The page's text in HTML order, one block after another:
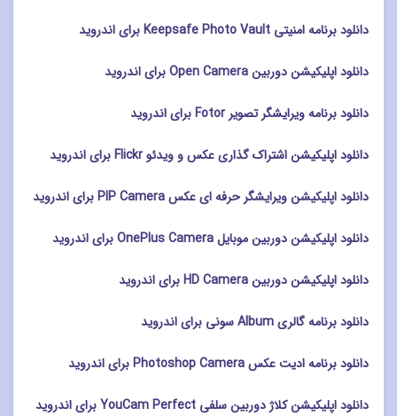
دانلود برنامه امنیتی Keepsafe Photo Vault برای اندروید
دانلود اپلیکیشن دوربین Open Camera برای اندروید
دانلود برنامه ویرایشگر تصویر Fotor برای اندروید
دانلود اپلیکیشن اشتراک گذاری عکس و ویدئو Flickr برای اندروید
دانلود اپلیکیشن ویرایشگر حرفه ای عکس PIP Camera برای اندروید
دانلود اپلیکیشن دوربین موبایل OnePlus Camera برای اندروید
دانلود اپلیکیشن دوربین HD Camera برای اندروید
دانلود برنامه گالری Album سونی برای اندروید
دانلود برنامه ادیت عکس Photoshop Camera برای اندروید
دانلود اپلیکیشن کلاژ دوربین سلفی YouCam Perfect برای اندروید